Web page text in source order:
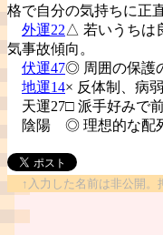
格で自分の気持ちに正直
外運22△ 若いうちは
気事故傾向。
伏運47◎ 周囲の保護
地運14× 反体制、病
天運27□ 派手好みで
陰陽 ◎ 理想的な配
↑入力した名前は非公開。